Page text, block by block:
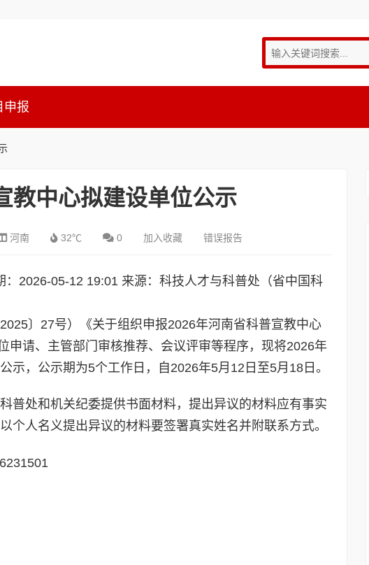
申报
教中心拟建设单位公示
河南 32℃ 0 加入收藏 错误报告
：2026-05-12 19:01 来源：科技人才与科普处（省中国科
〕27号）《关于组织申报2026年河南省科普宣教中心
申请、主管部门审核推荐、会议评审等程序，现将2026年
，公示期为5个工作日，自2026年5月12日至5月18日。
普处和机关纪委提供书面材料，提出异议的材料应有事实
人名义提出异议的材料要签署真实姓名并附联系方式。